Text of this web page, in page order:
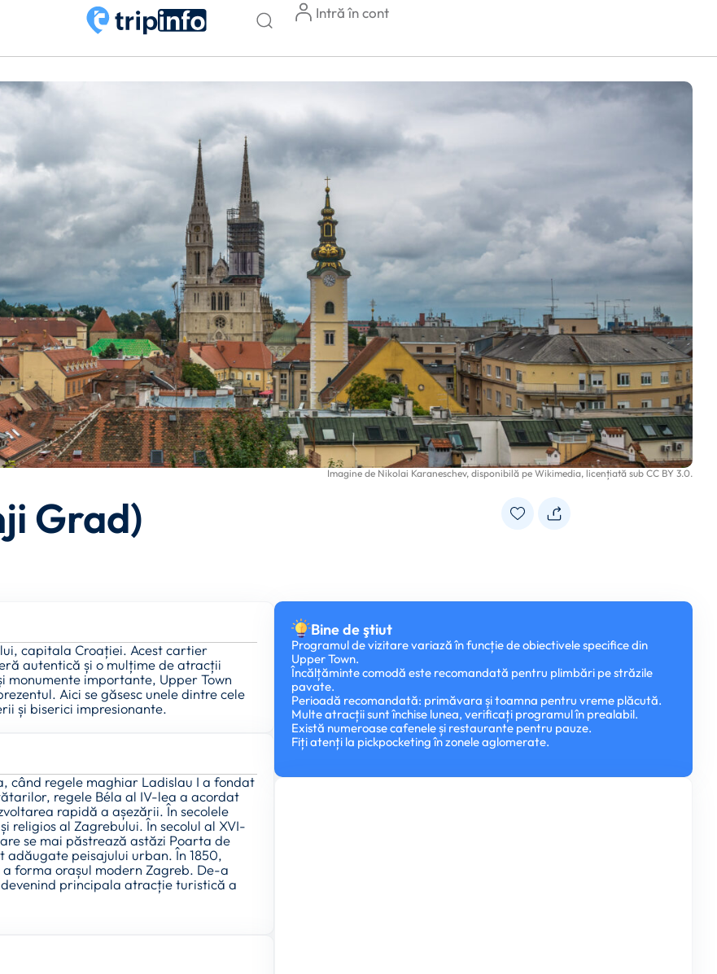
Intră în cont
Imagine de Nikolai Karaneschev, disponibilă pe Wikimedia, licențiată sub CC BY 3.0.
Grad)
capitala Croației. Acest cartier
autentică și o mulțime de atracții
importante, Upper Town
Aici se găsesc unele dintre cele
și biserici impresionante.
când regele maghiar Ladislau I a fondat
regele Béla al IV-lea a acordat
rapidă a așezării. În secolele
religios al Zagrebului. În secolul al XVI-
se mai păstrează astăzi Poarta de
peisajului urban. În 1850,
forma orașul modern Zagreb. De-a
principala atracție turistică a
Bine de ştiut
Programul de vizitare variază în funcție de obiectivele specifice din
Upper Town.
Încălțăminte comodă este recomandată pentru plimbări pe străzile
pavate.
Perioadă recomandată: primăvara și toamna pentru vreme plăcută.
Multe atracții sunt închise lunea, verificați programul în prealabil.
Există numeroase cafenele și restaurante pentru pauze.
Fiți atenți la pickpocketing în zonele aglomerate.